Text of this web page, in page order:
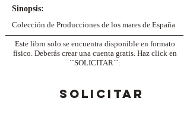
Sinopsis:
Colección de Producciones de los mares de España
Este libro solo se encuentra disponible en formato
físico. Deberás crear una cuenta gratis. Haz click en
``SOLICITAR´´:
SOLICITAR